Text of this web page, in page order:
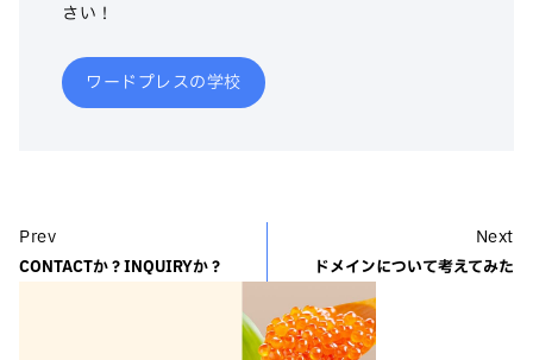
さい！
ワードプレスの学校
Prev
CONTACTか？INQUIRYか？
Next
ドメインについて考えてみた